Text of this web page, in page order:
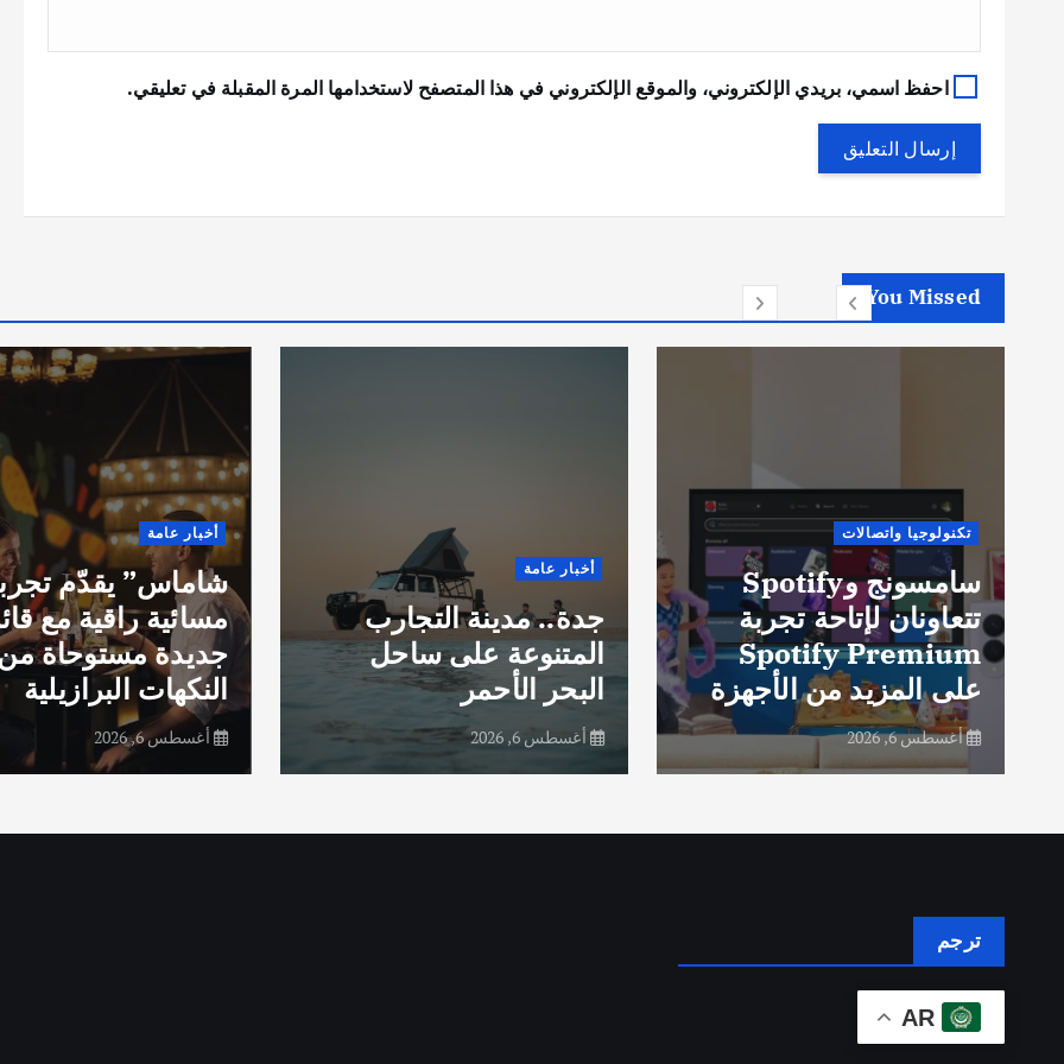
احفظ اسمي، بريدي الإلكتروني، والموقع الإلكتروني في هذا المتصفح لاستخدامها المرة المقبلة في تعليقي.
You Missed
تكنولوجيا واتصالات
سامسونج وSpotify
تتعاونان لإتاحة تجربة
Spotify Premium
على المزيد من الأجهزة
أغسطس 6, 2026
أخبار عامة
جدة.. مدينة التجارب
المتنوعة على ساحل
البحر الأحمر
أغسطس 6, 2026
أخبار عامة
شاماس” يقدّم
مسائية راقية مع
جديدة مستوحاة
النكهات البرازيلية
أغسطس 6, 2026
ترجم
AR